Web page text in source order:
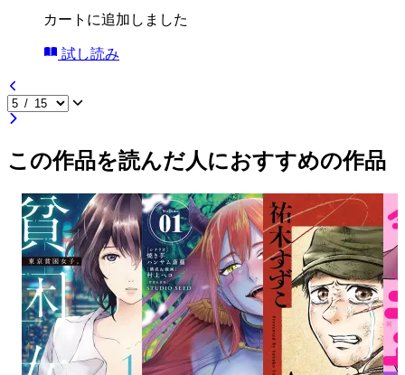
カートに追加しました
試し読み
この作品を読んだ人におすすめの作品